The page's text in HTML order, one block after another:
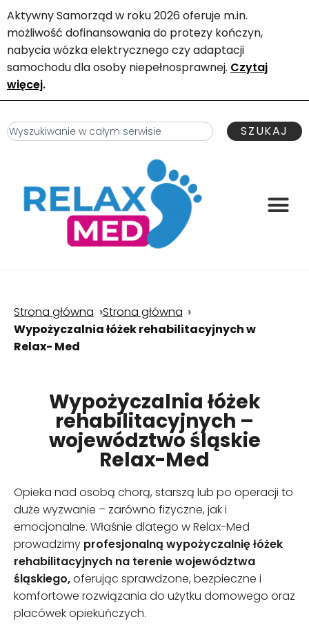
Aktywny Samorząd w roku 2026 oferuje m.in.
możliwość dofinansowania do protezy kończyn,
nabycia wózka elektrycznego czy adaptacji
samochodu dla osoby niepełnosprawnej. Czytaj
więcej.
SZUKAJ
Strona główna Strona główna
Wypożyczalnia łóżek rehabilitacyjnych w
Relax- Med
Wypożyczalnia łóżek
rehabilitacyjnych –
województwo śląskie
Relax-Med
Opieka nad osobą chorą, starszą lub po operacji to
duże wyzwanie – zarówno fizyczne, jak i
emocjonalne. Właśnie dlatego w Relax-Med
prowadzimy profesjonalną wypożyczalnię łóżek
rehabilitacyjnych na terenie województwa
śląskiego,oferując sprawdzone, bezpieczne i
komfortowe rozwiązania do użytku domowego oraz
placówek opiekuńczych.